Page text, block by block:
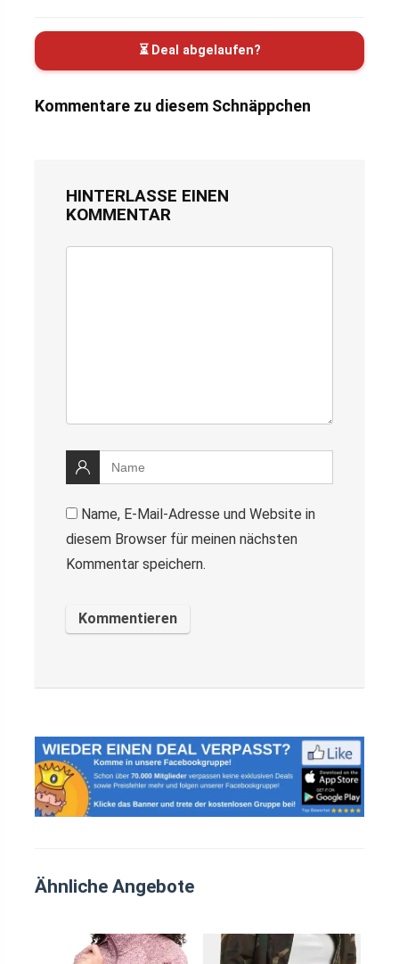
⏳ Deal abgelaufen?
Kommentare zu diesem Schnäppchen
HINTERLASSE EINEN
KOMMENTAR
Name, E-Mail-Adresse und Website in
diesem Browser für meinen nächsten
Kommentar speichern.
Ähnliche Angebote